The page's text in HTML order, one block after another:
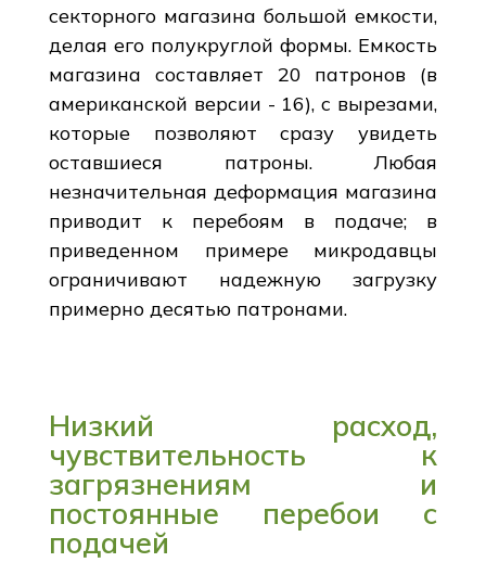
секторного магазина большой емкости,
делая его полукруглой формы. Емкость
магазина составляет 20 патронов (в
американской версии - 16), с вырезами,
которые позволяют сразу увидеть
оставшиеся патроны. Любая
незначительная деформация магазина
приводит к перебоям в подаче; в
приведенном примере микродавцы
ограничивают надежную загрузку
примерно десятью патронами.
Низкий расход,
чувствительность к
загрязнениям и
постоянные перебои с
подачей